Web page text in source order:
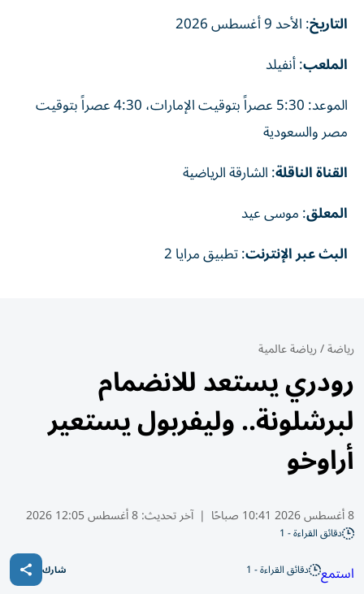
التاريخ: الأحد 9 أغسطس 2026
الملعب: أنفيلد
الموعد: 5:30 عصراً بتوقيت الإمارات، 4:30 عصراً بتوقيت
مصر والسعودية
القناة الناقلة: الشارقة الرياضية
المعلق: موسى عيد
البث عبر الإنترنت: تطبيق مرايا 2
رياضة/رياضة عالمية
رودري يستعد للانضمام
لبرشلونة.. وليفربول يستعير
أراوخو
8 أغسطس 2026 10:41 صباحًا | آخر تحديث:8 أغسطس 12:05 2026
دقائق القراءة - 1
استمع دقائق القراءة - 1 شارك